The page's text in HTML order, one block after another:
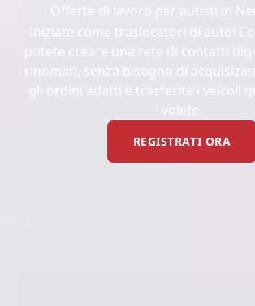
Offerte di lavoro per autisti in
Iniziate come traslocatori di auto!
potete creare una rete di contatti
rinomati, senza bisogno di
gli ordini adatti e trasferite i veicoli
volete.
REGISTRATI ORA